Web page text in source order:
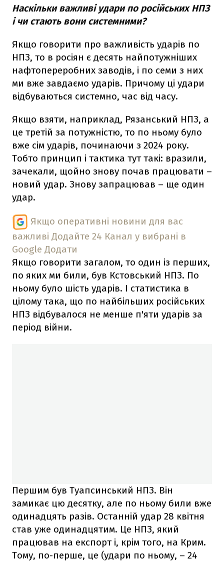
Наскільки важливі удари по російських НПЗ
і чи стають вони системними?
Якщо говорити про важливість ударів по
НПЗ, то в росіян є десять найпотужніших
нафтопереробних заводів, і по семи з них
ми вже завдаємо ударів. Причому ці удари
відбуваються системно, час від часу.
Якщо взяти, наприклад, Рязанський НПЗ, а
це третій за потужністю, то по ньому було
вже сім ударів, починаючи з 2024 року.
Тобто принцип і тактика тут такі: вразили,
зачекали, щойно знову почав працювати –
новий удар. Знову запрацював – ще один
удар.
Якщо оперативні новини для вас
важливі Додайте 24 Канал у вибрані в
Google Додати
Якщо говорити загалом, то один із перших,
по яких ми били, був Кстовський НПЗ. По
ньому було шість ударів. І статистика в
цілому така, що по найбільших російських
НПЗ відбувалося не менше п'яти ударів за
період війни.
Першим був Туапсинський НПЗ. Він
замикає цю десятку, але по ньому били вже
одинадцять разів. Останній удар 28 квітня
став уже одинадцятим. Це НПЗ, який
працював на експорт і, крім того, на Крим.
Тому, по-перше, це (удари по ньому, – 24